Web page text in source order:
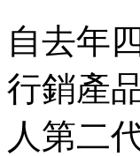
自去年
行銷產
人第二